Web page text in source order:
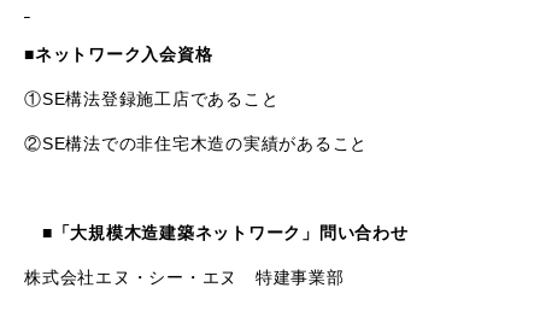
■ネットワーク入会資格
①SE構法登録施工店であること
②SE構法での非住宅木造の実績があること
■「大規模木造建築ネットワーク」問い合わせ
​株式会社エヌ・シー・エヌ 特建事業部